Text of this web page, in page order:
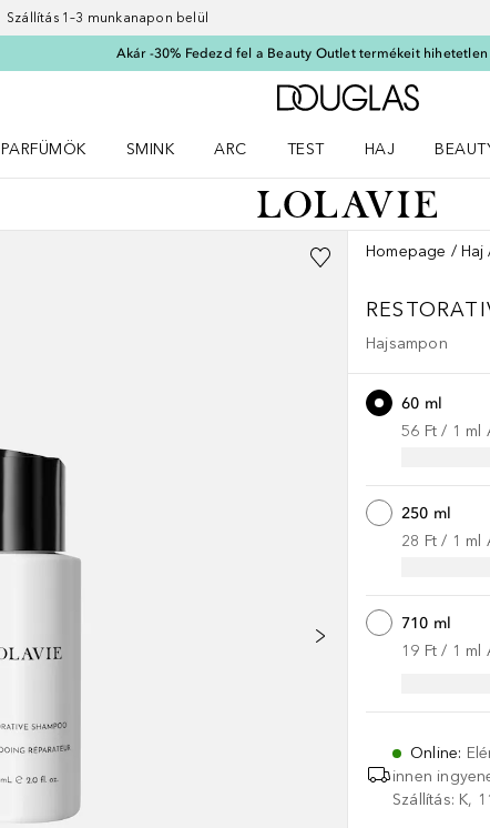
Szállítás 1–3 munkanapon belül
Akár -30% Fedezd fel a Beauty Outlet termékeit hihetetlen
A
PARFÜMÖK
SMINK
ARC
TEST
HAJ
Homepage Haj
Hajsampon
60 ml
56 Ft / 1 ml
250 ml
28 Ft / 1 ml
710 ml
19 Ft / 1 ml
Online:
innen
Szállítás: K,